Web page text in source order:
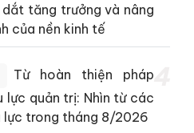
tăng trưởng và nâng
của nền kinh tế
Từ hoàn thiện pháp
lực quản trị: Nhìn từ các
lực trong tháng 8/2026